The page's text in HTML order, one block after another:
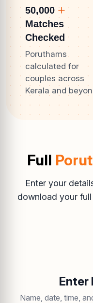
50,000
Matches
Checked
Poruthams
calculated for
couples across
Kerala and
Full
Enter your
download your
Enter
Name, date, time,